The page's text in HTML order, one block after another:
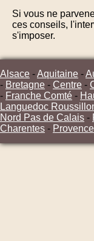
Si vous ne
ces conseils,
s'imposer.
Alsace -Aquitaine -
- Bretagne - Centre -
- Franche Comté -
Languedoc
Nord Pas de Calais -
Charentes -